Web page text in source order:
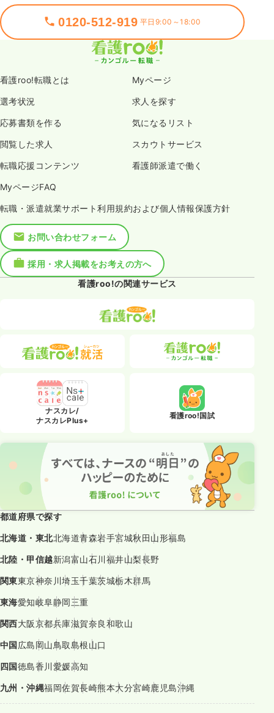
0120-512-919 平日9:00～18:00
看護roo!転職とは Myページ
選考状況 求人を探す
応募書類を作る 気になるリスト
閲覧した求人 スカウトサービス
転職応援コンテンツ 看護師派遣で働く
MyページFAQ
転職・派遣就業サポート利用規約および個人情報保護方針
お問い合わせフォーム
採用・求人掲載をお考えの方へ
看護roo!の関連サービス
ナスカレ/
ナスカレPlus+
看護roo!国試
都道府県で探す
北海道・東北北海道青森岩手宮城秋田山形福島
北陸・甲信越新潟富山石川福井山梨長野
関東東京神奈川埼玉千葉茨城栃木群馬
東海愛知岐阜静岡三重
関西大阪京都兵庫滋賀奈良和歌山
中国広島岡山鳥取島根山口
四国徳島香川愛媛高知
九州・沖縄福岡佐賀長崎熊本大分宮崎鹿児島沖縄